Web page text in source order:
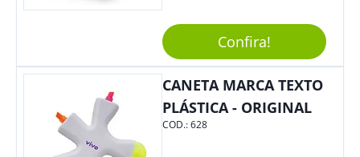
Elástico Permite Maior
Segurança Ao Carregá-Lo.
Ofereça A Seus Clientes E
Colaboradores, Sem Dúvidas
Eles Irão Adorar.
Confira!
CANETA MARCA TEXTO
PLÁSTICA - ORIGINAL
COD.:628